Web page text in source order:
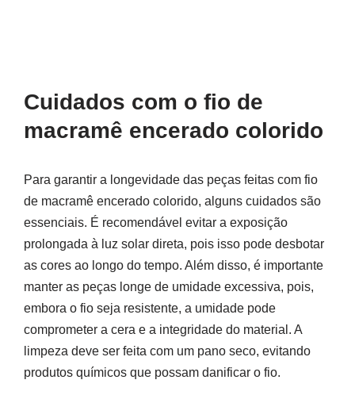
Cuidados com o fio de
macramê encerado colorido
Para garantir a longevidade das peças feitas com fio
de macramê encerado colorido, alguns cuidados são
essenciais. É recomendável evitar a exposição
prolongada à luz solar direta, pois isso pode desbotar
as cores ao longo do tempo. Além disso, é importante
manter as peças longe de umidade excessiva, pois,
embora o fio seja resistente, a umidade pode
comprometer a cera e a integridade do material. A
limpeza deve ser feita com um pano seco, evitando
produtos químicos que possam danificar o fio.